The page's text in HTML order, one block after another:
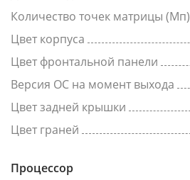
Количество точек матрицы (Мп)
Цвет корпуса
Цвет фронтальной панели
Версия ОС на момент выхода
Цвет задней крышки
Цвет граней
Процессор